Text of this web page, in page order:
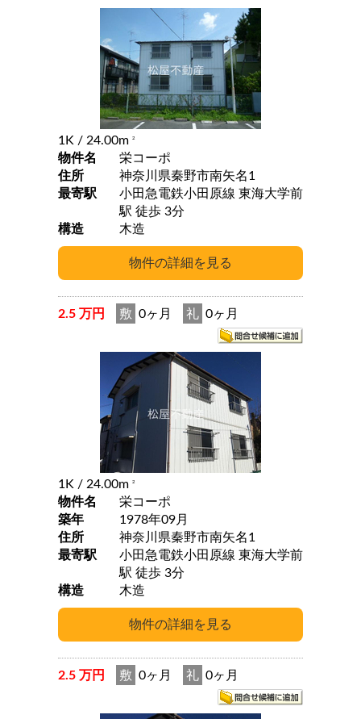
1K / 24.00m 2
物件名
栄コーポ
住所
神奈川県秦野市南矢名1
最寄駅
小田急電鉄小田原線 東海大学前
駅 徒歩 3分
構造
木造
2.5 万円 敷 0ヶ月 礼 0ヶ月
1K / 24.00m 2
物件名
栄コーポ
築年
1978年09月
住所
神奈川県秦野市南矢名1
最寄駅
小田急電鉄小田原線 東海大学前
駅 徒歩 3分
構造
木造
2.5 万円 敷 0ヶ月 礼 0ヶ月